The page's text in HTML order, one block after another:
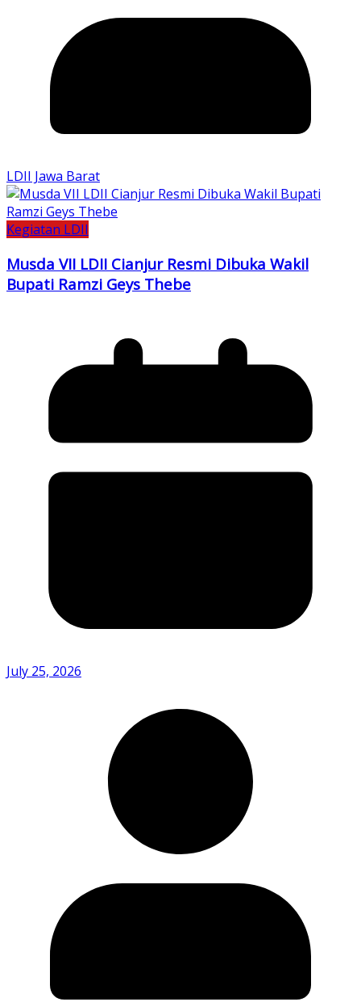
LDII Jawa Barat
Kegiatan LDII
Musda VII LDII Cianjur Resmi Dibuka Wakil
Bupati Ramzi Geys Thebe
July 25, 2026